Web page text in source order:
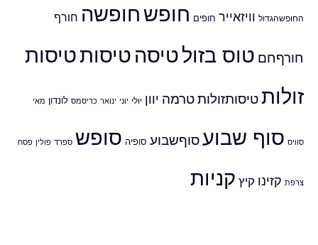
החופשהגדול וויזאייר חופים חופשחופשה חורף
חורףחםטוס בזול טיסהטיסותטיסות
זולותטיסותזולותטרמהיוון יולי יוני ינואר כריסמס לונדון מאי
סוויס סוף שבועסוףשבוע סופיה סופש ספרד פולין פסח
צרפת קזינו קיץ קניות